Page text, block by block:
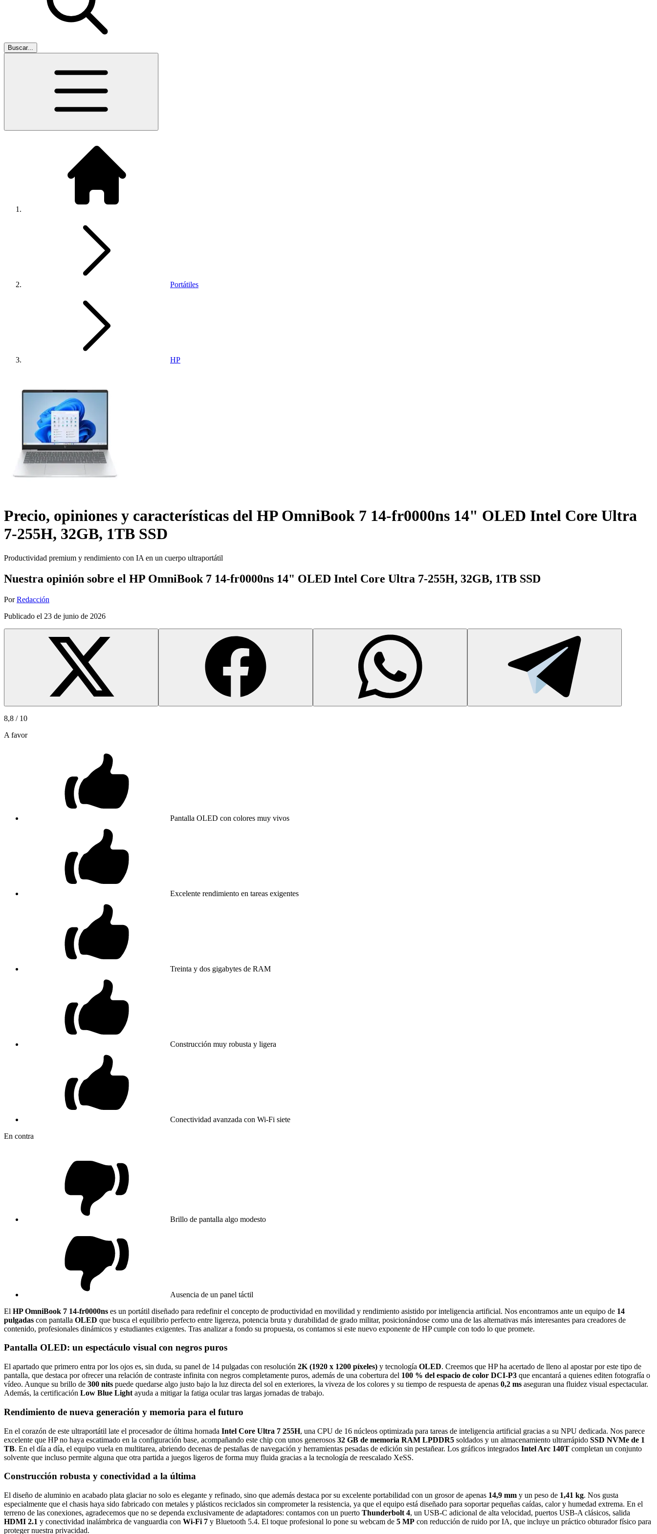
Buscar...
Portátiles
HP
Precio, opiniones y características del HP OmniBook 7 14-fr0000ns 14" OLED Intel Core Ultra
7-255H, 32GB, 1TB SSD
Productividad premium y rendimiento con IA en un cuerpo ultraportátil
Nuestra opinión sobre el HP OmniBook 7 14-fr0000ns 14" OLED Intel Core Ultra 7-255H, 32GB, 1TB SSD
Por Redacción
Publicado el 23 de junio de 2026
8,8 / 10
A favor
Pantalla OLED con colores muy vivos
Excelente rendimiento en tareas exigentes
Treinta y dos gigabytes de RAM
Construcción muy robusta y ligera
Conectividad avanzada con Wi-Fi siete
En contra
Brillo de pantalla algo modesto
Ausencia de un panel táctil
El HP OmniBook 7 14-fr0000ns es un portátil diseñado para redefinir el concepto de productividad en movilidad y rendimiento asistido por inteligencia artificial. Nos encontramos ante un equipo de 14
pulgadas con pantalla OLED que busca el equilibrio perfecto entre ligereza, potencia bruta y durabilidad de grado militar, posicionándose como una de las alternativas más interesantes para creadores de
contenido, profesionales dinámicos y estudiantes exigentes. Tras analizar a fondo su propuesta, os contamos si este nuevo exponente de HP cumple con todo lo que promete.
Pantalla OLED: un espectáculo visual con negros puros
El apartado que primero entra por los ojos es, sin duda, su panel de 14 pulgadas con resolución 2K (1920 x 1200 píxeles) y tecnología OLED. Creemos que HP ha acertado de lleno al apostar por este tipo de
pantalla, que destaca por ofrecer una relación de contraste infinita con negros completamente puros, además de una cobertura del 100 % del espacio de color DCI-P3 que encantará a quienes editen fotografía o
vídeo. Aunque su brillo de 300 nits puede quedarse algo justo bajo la luz directa del sol en exteriores, la viveza de los colores y su tiempo de respuesta de apenas 0,2 ms aseguran una fluidez visual espectacular.
Además, la certificación Low Blue Light ayuda a mitigar la fatiga ocular tras largas jornadas de trabajo.
Rendimiento de nueva generación y memoria para el futuro
En el corazón de este ultraportátil late el procesador de última hornada Intel Core Ultra 7 255H, una CPU de 16 núcleos optimizada para tareas de inteligencia artificial gracias a su NPU dedicada. Nos parece
excelente que HP no haya escatimado en la configuración base, acompañando este chip con unos generosos 32 GB de memoria RAM LPDDR5 soldados y un almacenamiento ultrarrápido SSD NVMe de 1
TB. En el día a día, el equipo vuela en multitarea, abriendo decenas de pestañas de navegación y herramientas pesadas de edición sin pestañear. Los gráficos integrados Intel Arc 140T completan un conjunto
solvente que incluso permite alguna que otra partida a juegos ligeros de forma muy fluida gracias a la tecnología de reescalado XeSS.
Construcción robusta y conectividad a la última
El diseño de aluminio en acabado plata glaciar no solo es elegante y refinado, sino que además destaca por su excelente portabilidad con un grosor de apenas 14,9 mm y un peso de 1,41 kg. Nos gusta
especialmente que el chasis haya sido fabricado con metales y plásticos reciclados sin comprometer la resistencia, ya que el equipo está diseñado para soportar pequeñas caídas, calor y humedad extrema. En el
terreno de las conexiones, agradecemos que no se dependa exclusivamente de adaptadores: contamos con un puerto Thunderbolt 4, un USB-C adicional de alta velocidad, puertos USB-A clásicos, salida
HDMI 2.1 y conectividad inalámbrica de vanguardia con Wi-Fi 7 y Bluetooth 5.4. El toque profesional lo pone su webcam de 5 MP con reducción de ruido por IA, que incluye un práctico obturador físico para
proteger nuestra privacidad.